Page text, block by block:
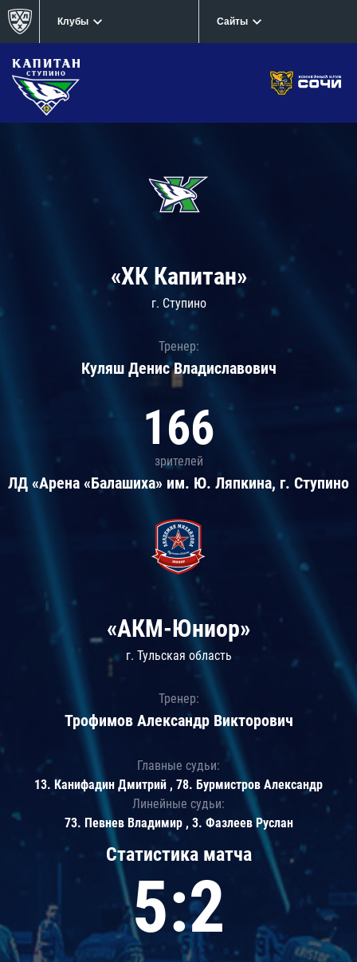
Клубы Сайты
«ХК Капитан»
г. Ступино
Тренер:
Куляш Денис Владиславович
166
зрителей
ЛД «Арена «Балашиха» им. Ю. Ляпкина, г. Ступино
Статистика матча
5:2
«АКМ-Юниор»
г. Тульская область
Тренер:
Трофимов Александр Викторович
Главные судьи:
13. Канифадин Дмитрий , 78. Бурмистров Александр
Линейные судьи:
73. Певнев Владимир , 3. Фазлеев Руслан